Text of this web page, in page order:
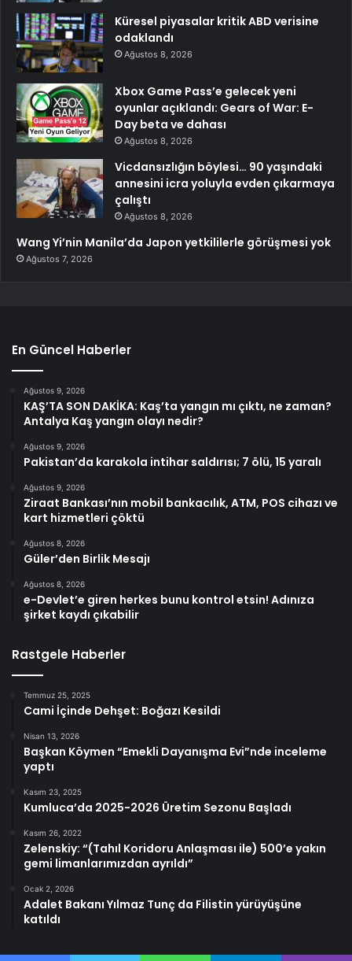
Küresel piyasalar kritik ABD verisine
odaklandı
Ağustos 8, 2026
Xbox Game Pass’e gelecek yeni
oyunlar açıklandı: Gears of War: E-
Day beta ve dahası
Ağustos 8, 2026
Vicdansızlığın böylesi… 90 yaşındaki
annesini icra yoluyla evden çıkarmaya
çalıştı
Ağustos 8, 2026
Wang Yi’nin Manila’da Japon yetkililerle görüşmesi yok
Ağustos 7, 2026
En Güncel Haberler
Ağustos 9, 2026
KAŞ’TA SON DAKİKA: Kaş’ta yangın mı çıktı, ne zaman?
Antalya Kaş yangın olayı nedir?
Ağustos 9, 2026
Pakistan’da karakola intihar saldırısı; 7 ölü, 15 yaralı
Ağustos 9, 2026
Ziraat Bankası’nın mobil bankacılık, ATM, POS cihazı ve
kart hizmetleri çöktü
Ağustos 8, 2026
Güler’den Birlik Mesajı
Ağustos 8, 2026
e-Devlet’e giren herkes bunu kontrol etsin! Adınıza
şirket kaydı çıkabilir
Rastgele Haberler
Temmuz 25, 2025
Cami İçinde Dehşet: Boğazı Kesildi
Nisan 13, 2026
Başkan Köymen “Emekli Dayanışma Evi”nde inceleme
yaptı
Kasım 23, 2025
Kumluca’da 2025-2026 Üretim Sezonu Başladı
Kasım 26, 2022
Zelenskiy: “(Tahıl Koridoru Anlaşması ile) 500’e yakın
gemi limanlarımızdan ayrıldı”
Ocak 2, 2026
Adalet Bakanı Yılmaz Tunç da Filistin yürüyüşüne
katıldı